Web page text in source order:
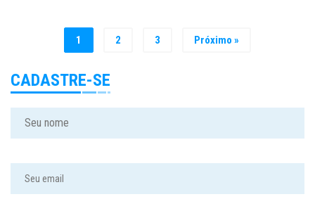
1 2 3 Próximo »
CADASTRE-SE